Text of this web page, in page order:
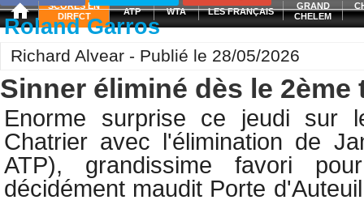
SCORES EN
DIRECT
ATP WTA LES FRANÇAIS
GRAND
CHELEM
Roland Garros
Richard Alvear - Publié le 28/05/2026
Sinner éliminé dès le 2ème
Enorme surprise ce jeudi sur
Chatrier avec l'élimination de
ATP), grandissime favori
décidément maudit Porte